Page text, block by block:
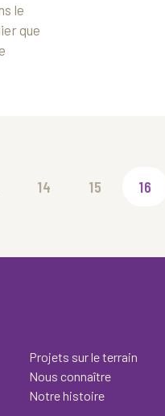
le
que
14 15 16
Projets sur le terrain
Nous connaître
Notre histoire